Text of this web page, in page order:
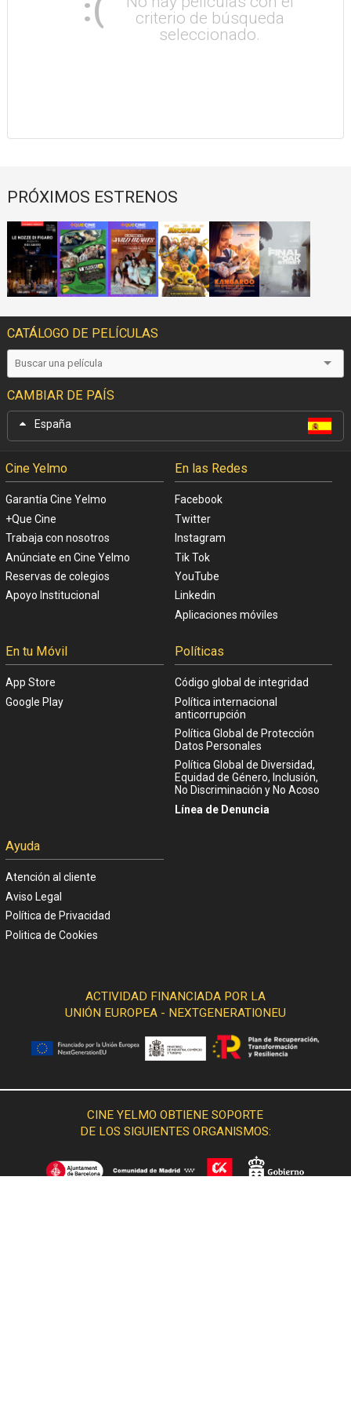
:(
criterio de búsqueda
seleccionado.
PRÓXIMOS ESTRENOS
CATÁLOGO DE PELÍCULAS
CAMBIAR DE PAÍS
España
Cine Yelmo
Garantía Cine Yelmo
+Que Cine
Trabaja con nosotros
Anúnciate en Cine Yelmo
Reservas de colegios
Apoyo Institucional
En las Redes
Facebook
Twitter
Instagram
Tik Tok
YouTube
Linkedin
Aplicaciones móviles
En tu Móvil
App Store
Google Play
Políticas
Código global de integridad
Política internacional
anticorrupción
Política Global de Protección
Datos Personales
Política Global de Diversidad,
Equidad de Género, Inclusión,
No Discriminación y No Acoso
Línea de Denuncia
Ayuda
Atención al cliente
Aviso Legal
Política de Privacidad
Politica de Cookies
ACTIVIDAD FINANCIADA POR LA
UNIÓN EUROPEA - NEXTGENERATIONEU
CINE YELMO OBTIENE SOPORTE
DE LOS SIGUIENTES ORGANISMOS: